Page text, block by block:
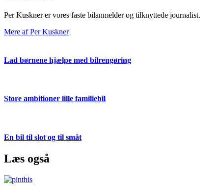
Per Kuskner er vores faste bilanmelder og tilknyttede journalist.
Mere af Per Kuskner
Lad børnene hjælpe med bilrengøring
Store ambitioner lille familiebil
En bil til slot og til småt
Læs også